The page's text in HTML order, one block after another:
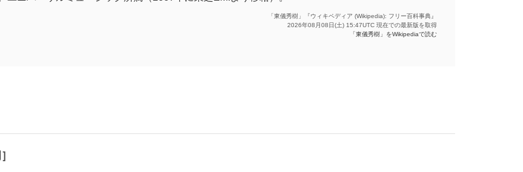
「東儀秀樹」『ウィキペディア (Wikipedia): フリー百科事典』
2026年08月08日(土) 15:47UTC 現在での最新版を取得
「東儀秀樹」をWikipediaで読む